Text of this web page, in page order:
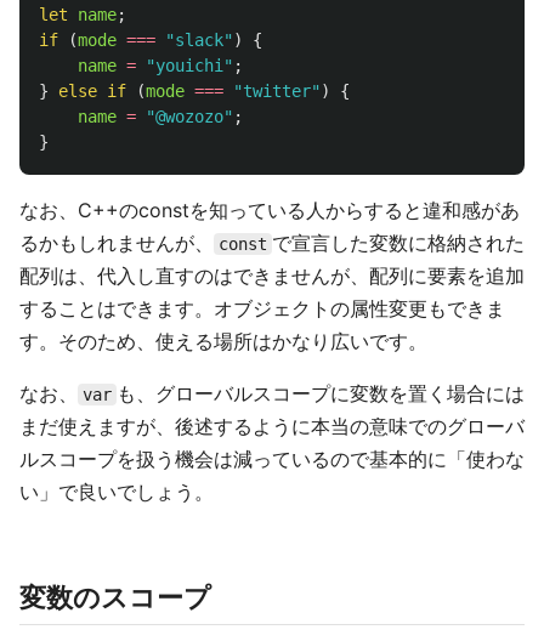
let
name;
if
(mode === "slack" )
{
name = "youichi " ;
}
else if (mode === "twitter" )
{
name = "@wozozo" ;
}
なお、C++のconstを知っている人からすると違和感があ
るかもしれませんが、
const で宣言した変数に格納された
配列は、代入し直すのはできませんが、配列に要素を追加
することはできます。オブジェクトの属性変更もできま
す。そのため、使える場所はかなり広いです。
なお、 var も、グローバルスコープに変数を置く場合には
まだ使えますが、後述するように本当の意味でのグローバ
ルスコープを扱う機会は減っているので基本的に「使わな
い」で良いでしょう。
変数のスコープ